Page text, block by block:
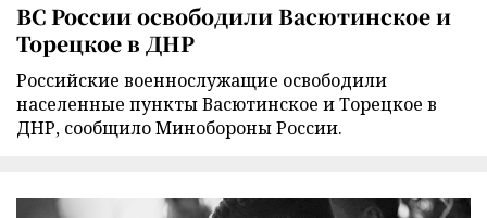
ВС России освободили Васютинское и
Торецкое в ДНР
Российские военнослужащие освободили
населенные пункты Васютинское и Торецкое в
ДНР, сообщило Минобороны России.